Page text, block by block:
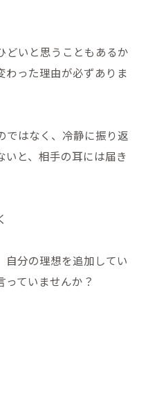
どいと思うこともあるか
わった理由が必ずありま
ではなく、冷静に振り返
いと、相手の耳には届き
自分の理想を追加してい
っていませんか？